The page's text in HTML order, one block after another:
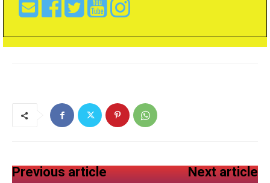
Previous article Next article